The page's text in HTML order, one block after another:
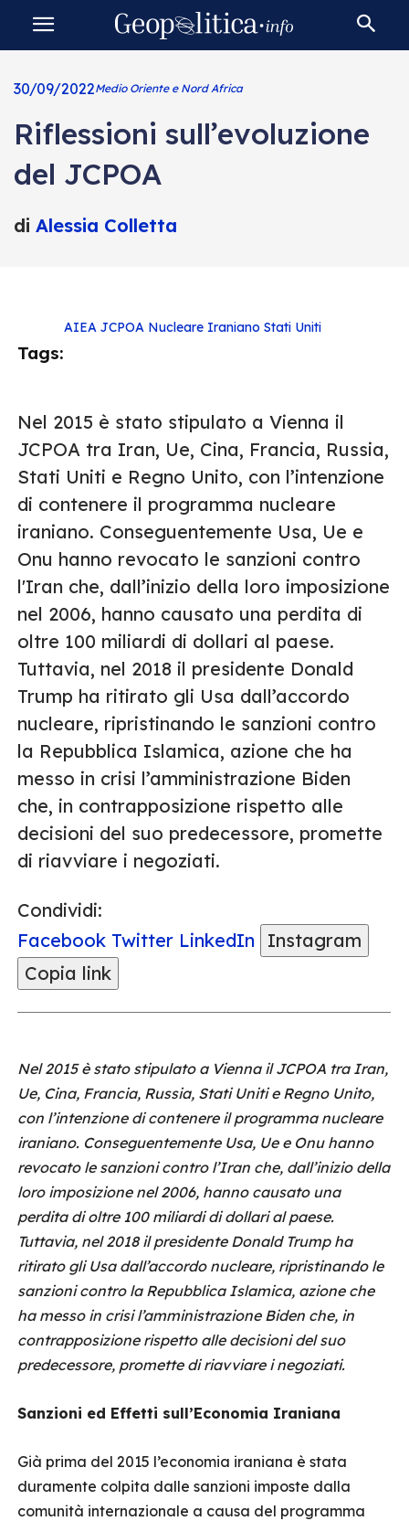
30/09/2022Medio Oriente e Nord Africa
Riflessioni sull’evoluzione
del JCPOA
di Alessia Colletta
Tags:
AIEA JCPOA Nucleare Iraniano Stati Uniti
Nel 2015 è stato stipulato a Vienna il
JCPOA tra Iran, Ue, Cina, Francia, Russia,
Stati Uniti e Regno Unito, con l’intenzione
di contenere il programma nucleare
iraniano. Conseguentemente Usa, Ue e
Onu hanno revocato le sanzioni contro
l'Iran che, dall’inizio della loro imposizione
nel 2006, hanno causato una perdita di
oltre 100 miliardi di dollari al paese.
Tuttavia, nel 2018 il presidente Donald
Trump ha ritirato gli Usa dall’accordo
nucleare, ripristinando le sanzioni contro
la Repubblica Islamica, azione che ha
messo in crisi l’amministrazione Biden
che, in contrapposizione rispetto alle
decisioni del suo predecessore, promette
di riavviare i negoziati.
Condividi:
Facebook Twitter LinkedIn
Instagram
Copia link
Nel 2015 è stato stipulato a Vienna il JCPOA tra Iran,
Ue, Cina, Francia, Russia, Stati Uniti e Regno Unito,
con l’intenzione di contenere il programma nucleare
iraniano. Conseguentemente Usa, Ue e Onu hanno
revocato le sanzioni contro l’Iran che, dall’inizio della
loro imposizione nel 2006, hanno causato una
perdita di oltre 100 miliardi di dollari al paese.
Tuttavia, nel 2018 il presidente Donald Trump ha
ritirato gli Usa dall’accordo nucleare, ripristinando le
sanzioni contro la Repubblica Islamica, azione che
ha messo in crisi l’amministrazione Biden che, in
contrapposizione rispetto alle decisioni del suo
predecessore, promette di riavviare i negoziati.
Sanzioni ed Effetti sull’Economia Iraniana
Già prima del 2015 l’economia iraniana è stata
duramente colpita dalle sanzioni imposte dalla
comunità internazionale a causa del programma